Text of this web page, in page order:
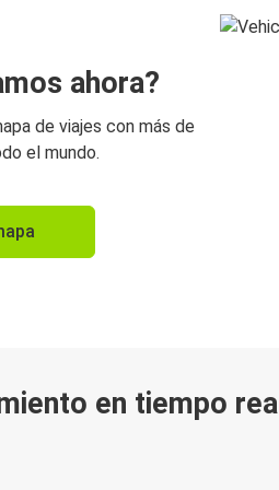
ahora?
de viajes con más de
el mundo.
en tiempo real